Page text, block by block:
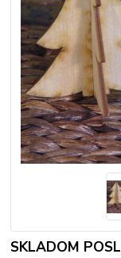
SKLADOM